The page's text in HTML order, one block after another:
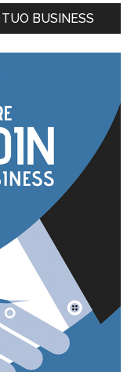
BUSINESS